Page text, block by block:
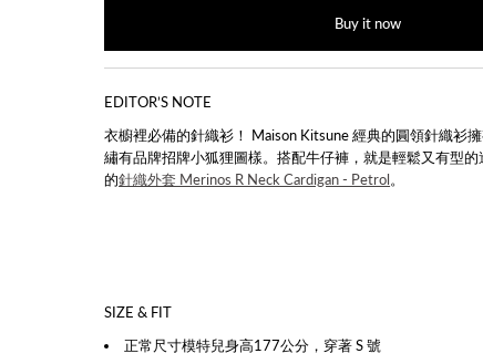
Buy it now
EDITOR’S NOTE
衣櫥裡必備的針織衫！ Maison Kitsune 經典的圓領針織衫
繡有品牌招牌小狐狸圖樣。搭配牛仔褲，就是輕鬆又有型
的針織外套 Merinos R Neck Cardigan - Petrol。
SIZE & FIT
正常尺寸模特兒身高177公分，穿著 S 號